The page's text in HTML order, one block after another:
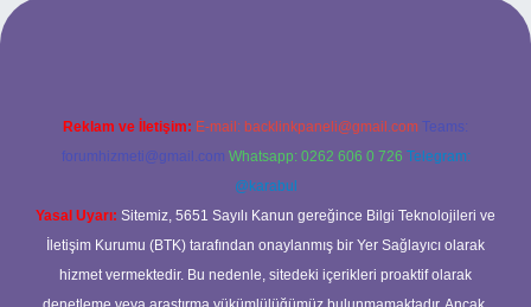
casino
Reklam ve İletişim: E-mail: backlinkpaneli@gmail.com Teams:
forumhizmeti@gmail.com Whatsapp: 0262 606 0 726 Telegram:
@karabul
Yasal Uyarı: Sitemiz, 5651 Sayılı Kanun gereğince Bilgi Teknolojileri ve
İletişim Kurumu (BTK) tarafından onaylanmış bir Yer Sağlayıcı olarak
hizmet vermektedir. Bu nedenle, sitedeki içerikleri proaktif olarak